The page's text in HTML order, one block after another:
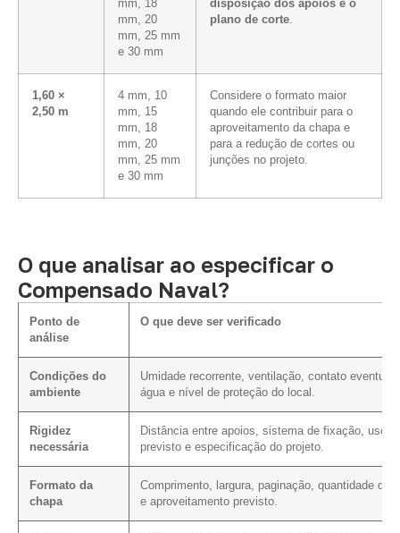
mm, 18
mm, 20
mm, 25 mm
e 30 mm
disposição dos apoios e o
plano de corte.
1,60 ×
2,50 m
4 mm, 10
mm, 15
mm, 18
mm, 20
mm, 25 mm
e 30 mm
Considere o formato maior
quando ele contribuir para o
aproveitamento da chapa e
para a redução de cortes ou
junções no projeto.
O que analisar ao especificar o
Compensado Naval?
Ponto de
análise
O que deve ser verificado
Condições do
ambiente
Umidade recorrente, ventilação, contato eventual
água e nível de proteção do local.
Rigidez
necessária
Distância entre apoios, sistema de fixação, uso
previsto e especificação do projeto.
Formato da
chapa
Comprimento, largura, paginação, quantidade de
e aproveitamento previsto.